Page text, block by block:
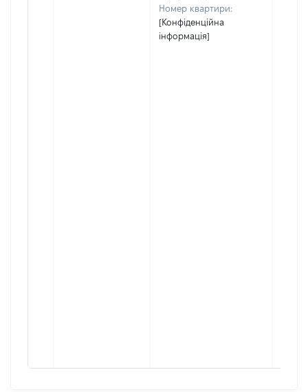
Номер квартири:
[Конфіденційна
інформація]